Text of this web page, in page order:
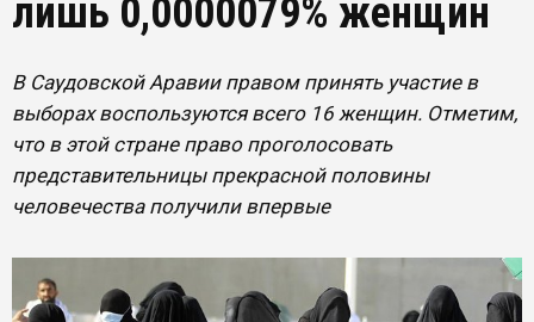
лишь 0,0000079% женщин
В Саудовской Аравии правом принять участие в
выборах воспользуются всего 16 женщин. Отметим,
что в этой стране право проголосовать
представительницы прекрасной половины
человечества получили впервые